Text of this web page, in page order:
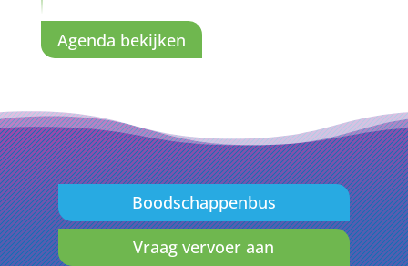
Agenda bekijken
Boodschappenbus
Vraag vervoer aan